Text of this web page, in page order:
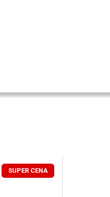
SUPER CENA